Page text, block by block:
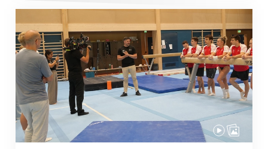
Mit klaren Zielen nach Zagreb